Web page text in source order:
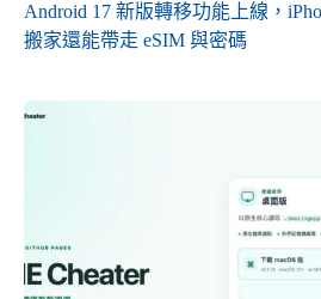
Android 17 新版轉移功能上線，
搬家還能帶走 eSIM 與密碼